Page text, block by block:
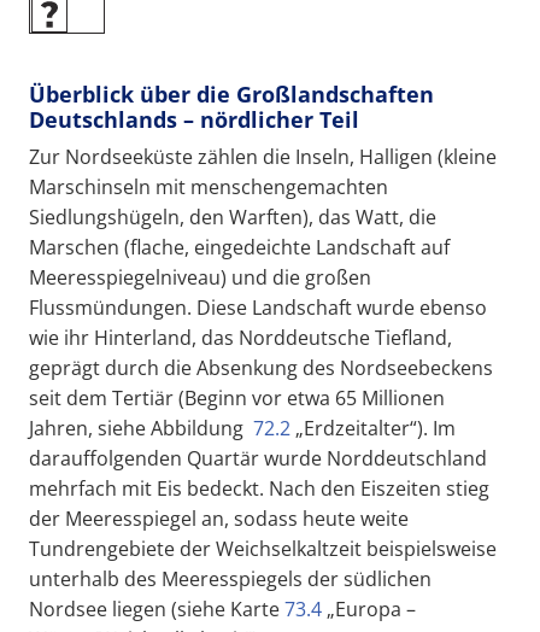
Überblick über die Großlandschaften
Deutschlands – nördlicher Teil
Zur Nordseeküste zählen die Inseln, Halligen (kleine
Marschinseln mit menschengemachten
Siedlungshügeln, den Warften), das Watt, die
Marschen (flache, eingedeichte Landschaft auf
Meeresspiegelniveau) und die großen
Flussmündungen. Diese Landschaft wurde ebenso
wie ihr Hinterland, das Norddeutsche Tiefland,
geprägt durch die Absenkung des Nordseebeckens
seit dem Tertiär (Beginn vor etwa 65 Millionen
Jahren, siehe Abbildung 72.2 „Erdzeitalter“). Im
darauffolgenden Quartär wurde Norddeutschland
mehrfach mit Eis bedeckt. Nach den Eiszeiten stieg
der Meeresspiegel an, sodass heute weite
Tundrengebiete der Weichselkaltzeit beispielsweise
unterhalb des Meeresspiegels der südlichen
Nordsee liegen (siehe Karte73.4 „Europa –